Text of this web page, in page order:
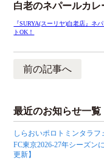
白老のネパールカレ
『SURYA(スーリヤ)白老店』ネ
トOK！
前の記事へ
最近のお知らせ一覧
しらおいポロトミンタラフ
FC東京2026-27年シーズン
更新】